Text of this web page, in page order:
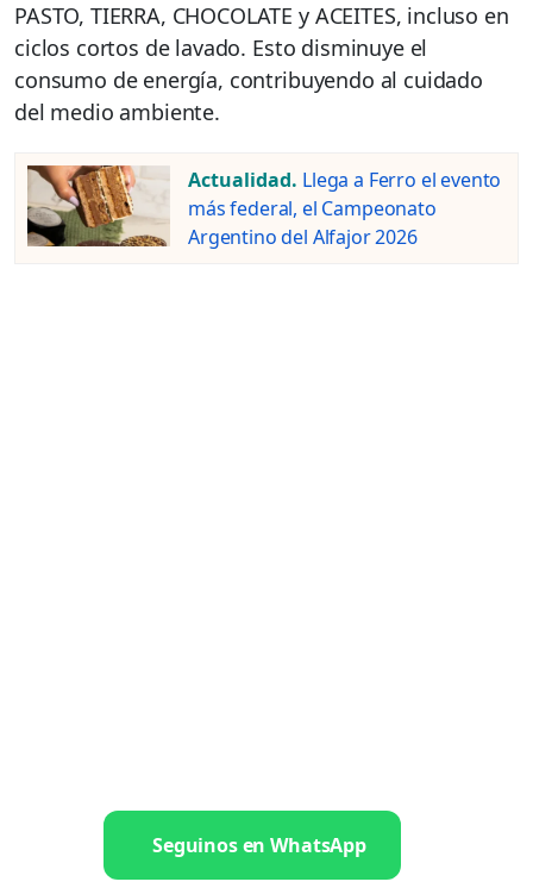
PASTO, TIERRA, CHOCOLATE y ACEITES, incluso en
ciclos cortos de lavado. Esto disminuye el
consumo de energía, contribuyendo al cuidado
del medio ambiente.
Actualidad. Llega a Ferro el evento
más federal, el Campeonato
Argentino del Alfajor 2026
Seguinos en WhatsApp